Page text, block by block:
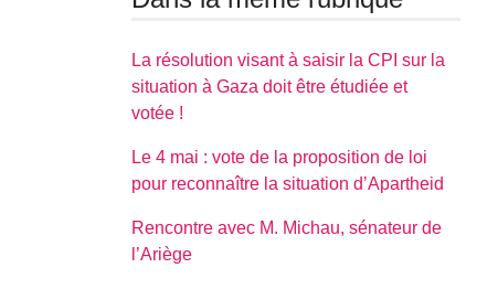
La résolution visant à saisir la CPI sur la
situation à Gaza doit être étudiée et
votée !
Le 4 mai : vote de la proposition de loi
pour reconnaître la situation d’Apartheid
Rencontre avec M. Michau, sénateur de
l’Ariège